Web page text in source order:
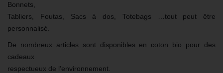
Bonnets,
Tabliers, Foutas, Sacs à dos, Totebags …tout peut être
personnalisé.
De nombreux articles sont disponibles en coton bio pour des
cadeaux
respectueux de l’environnement.